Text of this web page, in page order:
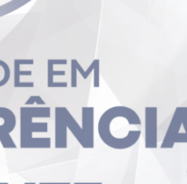
à concessão da
podem participar